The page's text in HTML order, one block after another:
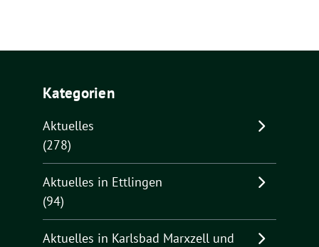
Kategorien
Aktuelles
(278)
Aktuelles in Ettlingen
(94)
Aktuelles in Karlsbad Marxzell und